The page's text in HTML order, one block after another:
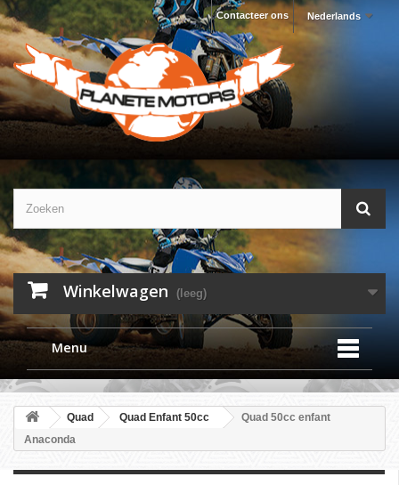
Nederlands
Contacteer ons
Winkelwagen (leeg)
Menu
Quad Quad Enfant 50cc
Quad 50cc enfant
Anaconda